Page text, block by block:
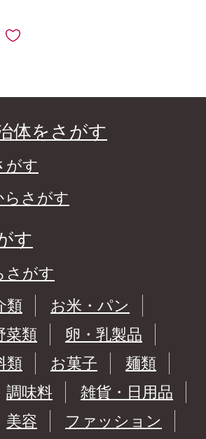
体をさがす
がす
らさがす
す
さがす
類
お米・パン
菜類
卵・乳製品
類 お菓子
麺類
調味料
雑貨・日用品
美容
ファッション